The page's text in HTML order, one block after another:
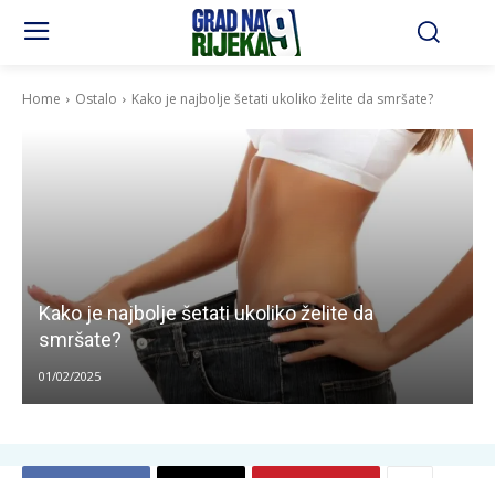
Home Ostalo Kako je najbolje šetati ukoliko želite da smršate?
Kako je najbolje šetati ukoliko želite da
smršate?
01/02/2025